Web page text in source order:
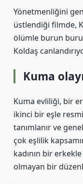
Yönetmenliğini
üstlendiği filmde,
ölümle burun
Koldaş
Kuma
Kuma evliliği, bir
ikinci bir eşle
tanımlanır ve
çok eşlilik
kadının bir
olmayan bir